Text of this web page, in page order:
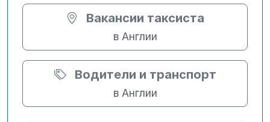
Вакансии таксиста
в Англии
Водители и транспорт
в Англии